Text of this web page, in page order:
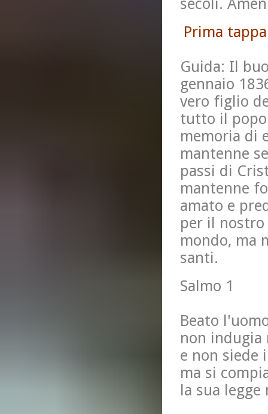
secoli.
Prima
Guida: Il
gennaio
vero figlio
tutto il
memoria di
mantenne
passi di
mantenne
amato e
per il nostro
mondo, ma
santi.
Salmo 1
Beato
non indugia
e non siede
ma si
la sua